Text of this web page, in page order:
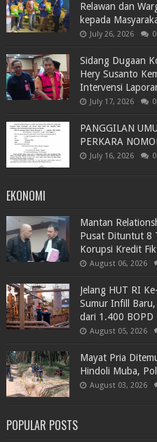
Relawan dan
kepada
July 26, 2026 0
Sidang Dugaan
Hery Susanto
Intervensi
July 17, 2026 0
PANGGILAN
PERKARA
July 16, 2026 0
EKONOMI
Mantan
Pusat Dituntut 8
Korupsi Kredit
August 06, 2026
Jelang HUT RI
Sumur Infill
dari 1.400 BOPD
August 05, 2026
Mayat Pria
Hindoli Muba,
August 03, 2026
POPULAR POSTS